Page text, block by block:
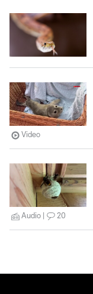
Video
Audio 20